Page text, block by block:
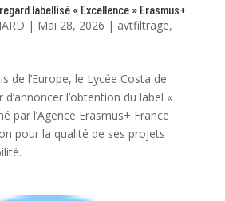
labellisé « Excellence » Erasmus+
| Mai 28, 2026 | avtfiltrage,
de l’Europe, le Lycée Costa de
l’obtention du label «
par l’Agence Erasmus+ France
pour la qualité de ses projets